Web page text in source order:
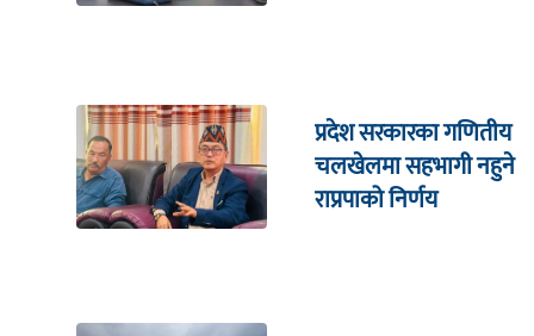
प्रदेश सरकारका गणितीय
चलखेलमा सहभागी नहुने
राप्रपाको निर्णय